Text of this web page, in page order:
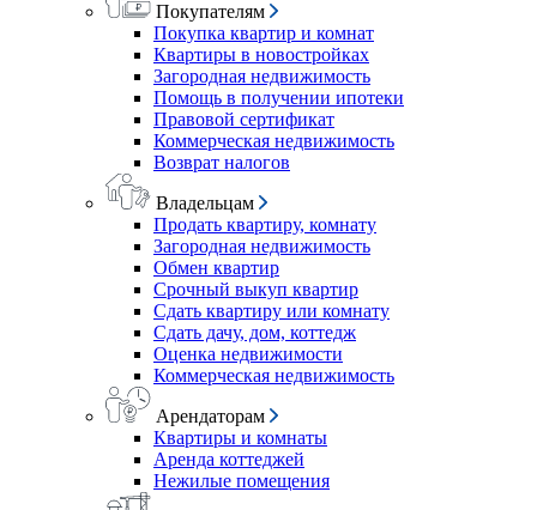
Покупателям
Покупка квартир и комнат
Квартиры в новостройках
Загородная недвижимость
Помощь в получении ипотеки
Правовой сертификат
Коммерческая недвижимость
Возврат налогов
Владельцам
Продать квартиру, комнату
Загородная недвижимость
Обмен квартир
Срочный выкуп квартир
Сдать квартиру или комнату
Сдать дачу, дом, коттедж
Оценка недвижимости
Коммерческая недвижимость
Арендаторам
Квартиры и комнаты
Аренда коттеджей
Нежилые помещения